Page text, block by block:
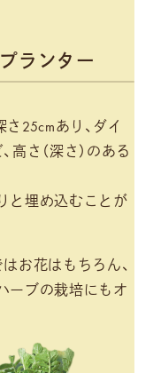
ランター
25cmあり、ダイ
高さ（深さ）のある
と埋め込むことが
お花はもちろん、
ーブの栽培にもオ